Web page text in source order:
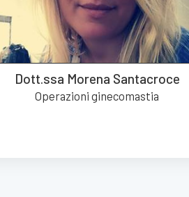
Dott.ssa Morena Santacroce
Operazioni ginecomastia